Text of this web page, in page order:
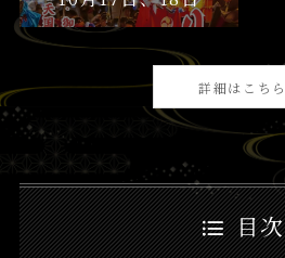
詳細はこちら
目次